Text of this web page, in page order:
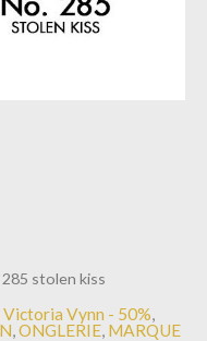
stolen kiss
Victoria Vynn - 50%,
,ONGLERIE, MARQUE